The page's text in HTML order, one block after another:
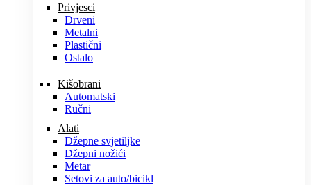
Privjesci
Drveni
Metalni
Plastični
Ostalo
Kišobrani
Automatski
Ručni
Alati
Džepne svjetiljke
Džepni nožići
Metar
Setovi za auto/bicikl